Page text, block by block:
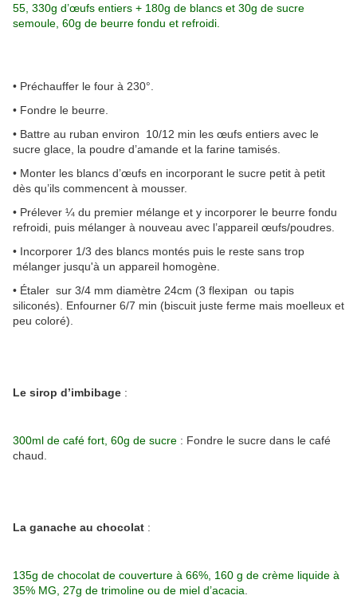
55, 330g d’œufs entiers + 180g de blancs et 30g de sucre
semoule, 60g de beurre fondu et refroidi.
• Préchauffer le four à 230°.
• Fondre le beurre.
• Battre au ruban environ 10/12 min les œufs entiers avec le
sucre glace, la poudre d’amande et la farine tamisés.
• Monter les blancs d’œufs en incorporant le sucre petit à petit
dès qu’ils commencent à mousser.
• Prélever ¼ du premier mélange et y incorporer le beurre fondu
refroidi, puis mélanger à nouveau avec l’appareil œufs/poudres.
• Incorporer 1/3 des blancs montés puis le reste sans trop
mélanger jusqu'à un appareil homogène.
• Étaler sur 3/4 mm diamètre 24cm (3 flexipan ou tapis
siliconés). Enfourner 6/7 min (biscuit juste ferme mais moelleux et
peu coloré).
Le sirop d’imbibage :
300ml de café fort, 60g de sucre : Fondre le sucre dans le café
chaud.
La ganache au chocolat :
135g de chocolat de couverture à 66%, 160 g de crème liquide à
35% MG, 27g de trimoline ou de miel d’acacia.